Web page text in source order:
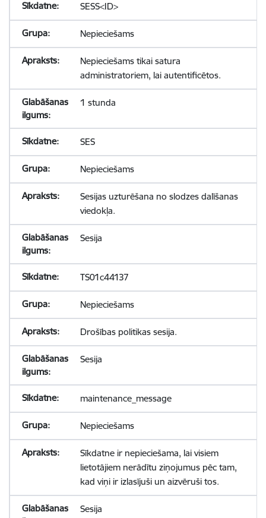
SESS<ID>
Nepieciešams
Nepieciešams tikai satura
administratoriem, lai autentificētos.
1 stunda
SES
Nepieciešams
Sesijas uzturēšana no slodzes dalīšanas
viedokļa.
Sesija
TS01c44137
Nepieciešams
Drošības politikas sesija.
Sesija
maintenance_message
Nepieciešams
Sīkdatne ir nepieciešama, lai visiem
lietotājiem nerādītu ziņojumus pēc tam,
kad viņi ir izlasījuši un aizvēruši tos.
Sesija